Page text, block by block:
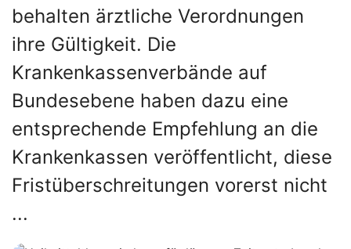
behalten ärztliche Verordnungen
ihre Gültigkeit. Die
Krankenkassenverbände auf
Bundesebene haben dazu eine
entsprechende Empfehlung an die
Krankenkassen veröffentlicht, diese
Fristüberschreitungen vorerst nicht
...